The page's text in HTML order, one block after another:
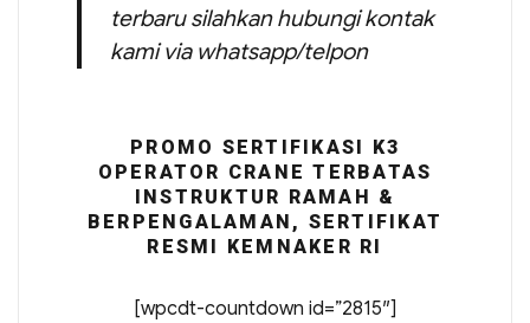
terbaru silahkan hubungi kontak
kami via whatsapp/telpon
PROMO SERTIFIKASI K3
OPERATOR CRANE TERBATAS
INSTRUKTUR RAMAH &
BERPENGALAMAN, SERTIFIKAT
RESMI KEMNAKER RI
[wpcdt-countdown id=”2815″]